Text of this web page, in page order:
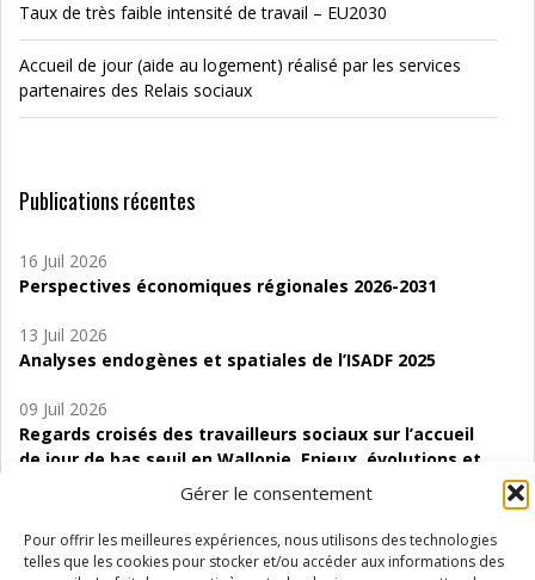
Gérer le consentement
Pour offrir les meilleures expériences, nous utilisons des technologies
telles que les cookies pour stocker et/ou accéder aux informations des
Taux de très faible intensité de travail – EU2030
Accueil de jour (aide au logement) réalisé par les services
partenaires des Relais sociaux
Publications récentes
16 Juil 2026
Perspectives économiques régionales 2026-2031
13 Juil 2026
Analyses endogènes et spatiales de l’ISADF 2025
09 Juil 2026
Regards croisés des travailleurs sociaux sur l’accueil
de jour de bas seuil en Wallonie. Enjeux, évolutions et
06 Juil 2026
Étude d’évaluabilité des Structures